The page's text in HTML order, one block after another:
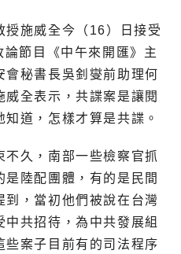
授施威全今（16）日接受
論節目《中午來開匯》主
會秘書長吳釗燮前助理何
全表示，共諜案是讓閱
道，怎樣才算是共諜。
久，南部一些檢察官抓
陸配團體，有的是民間
，當初他們被說在台灣
共招待，為中共發展組
些案子目前有的司法程序